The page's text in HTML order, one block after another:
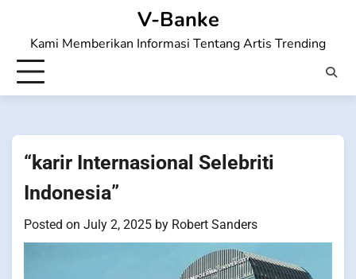
content
V-Banke
Kami Memberikan Informasi Tentang Artis Trending
“karir Internasional Selebriti
Indonesia”
Posted on July 2, 2025 by Robert Sanders